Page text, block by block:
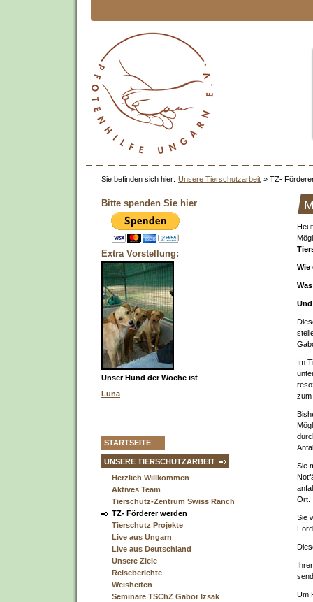
Sie befinden sich hier: Unsere Tierschutzarbeit » TZ-
Bitte spenden Sie hier
Extra Vorstellung:
Unser Hund der Woche ist
Luna
STARTSEITE
UNSERE TIERSCHUTZARBEIT
Herzlich Willkommen
Aktives Team
Tierschutz-Zentrum Swiss Ranch
TZ- Förderer werden
Tierschutz Projekte
Live aus Ungarn
Live aus Deutschland
Unsere Ziele
Reiseberichte
Weisheiten
Seminare TSChZ Gabor Izsak
Wie
Im
zum
Sie
Ort.
Sie
Um